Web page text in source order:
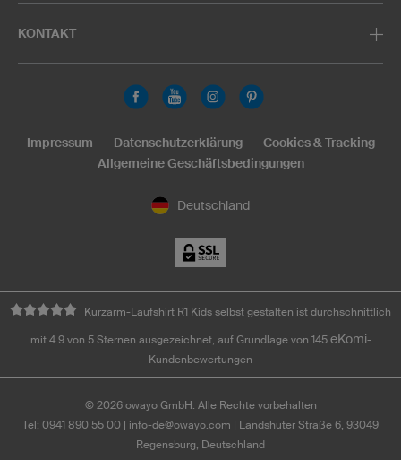
KONTAKT
Deutschland
Impressum Datenschutzerklärung
Cookies & Tracking
Allgemeine Geschäftsbedingungen
Kurzarm-Laufshirt R1 Kids selbst gestalten ist durchschnittlich
mit 4.9 von 5 Sternen ausgezeichnet, auf Grundlage von 145 eKomi-
Kundenbewertungen
© 2026owayo GmbH. Alle Rechte vorbehalten
Tel: 0941 890 55 00
info-de@owayo.com | Landshuter Straße 6, 93049
Regensburg, Deutschland